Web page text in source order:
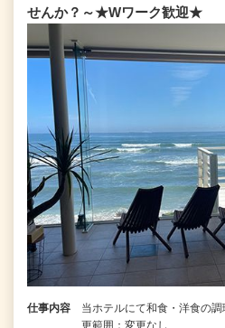
せんか？～★Wワーク歓迎★
仕事内容
当ホテルにて和食・洋食の
更範囲：変更なし